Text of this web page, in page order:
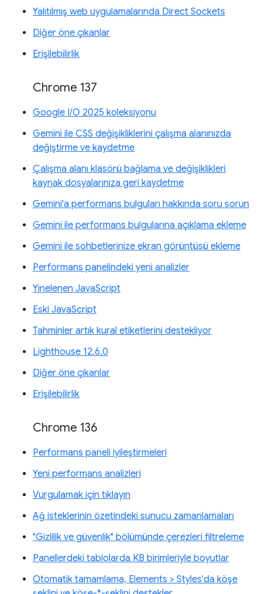
Yalıtılmış web uygulamalarında Direct Sockets
Diğer öne çıkanlar
Erişilebilirlik
Chrome 137
Google I/O 2025 koleksiyonu
Gemini ile CSS değişikliklerini çalışma alanınızda
değiştirme ve kaydetme
Çalışma alanı klasörü bağlama ve değişiklikleri
kaynak dosyalarınıza geri kaydetme
Gemini'a performans bulguları hakkında soru sorun
Gemini ile performans bulgularına açıklama ekleme
Gemini ile sohbetlerinize ekran görüntüsü ekleme
Performans panelindeki yeni analizler
Yinelenen JavaScript
Eski JavaScript
Tahminler artık kural etiketlerini destekliyor
Lighthouse 12.6.0
Diğer öne çıkanlar
Erişilebilirlik
Chrome 136
Performans paneli iyileştirmeleri
Yeni performans analizleri
Vurgulamak için tıklayın
Ağ isteklerinin özetindeki sunucu zamanlamaları
"Gizlilik ve güvenlik" bölümünde çerezleri filtreleme
Panellerdeki tablolarda KB birimleriyle boyutlar
Otomatik tamamlama, Elements > Styles'da köşe